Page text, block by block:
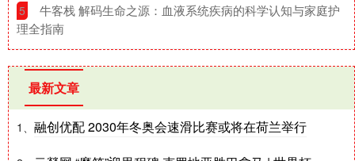
5
​牛客栈 解码生命之源：血液系统疾病的科学认知与家庭护
理全指南
最新文章
1、 融创优配 2030年冬奥会速滑比赛或将在荷兰举行